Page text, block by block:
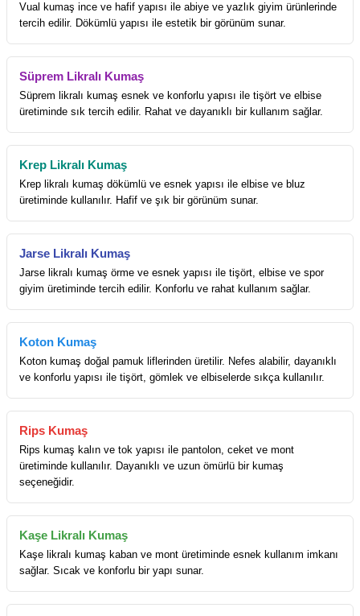
Vual kumaş ince ve hafif yapısı ile abiye ve yazlık giyim ürünlerinde
tercih edilir. Dökümlü yapısı ile estetik bir görünüm sunar.
Süprem Likralı Kumaş
Süprem likralı kumaş esnek ve konforlu yapısı ile tişört ve elbise
üretiminde sık tercih edilir. Rahat ve dayanıklı bir kullanım sağlar.
Krep Likralı Kumaş
Krep likralı kumaş dökümlü ve esnek yapısı ile elbise ve bluz
üretiminde kullanılır. Hafif ve şık bir görünüm sunar.
Jarse Likralı Kumaş
Jarse likralı kumaş örme ve esnek yapısı ile tişört, elbise ve spor
giyim üretiminde tercih edilir. Konforlu ve rahat kullanım sağlar.
Koton Kumaş
Koton kumaş doğal pamuk liflerinden üretilir. Nefes alabilir, dayanıklı
ve konforlu yapısı ile tişört, gömlek ve elbiselerde sıkça kullanılır.
Rips Kumaş
Rips kumaş kalın ve tok yapısı ile pantolon, ceket ve mont
üretiminde kullanılır. Dayanıklı ve uzun ömürlü bir kumaş
seçeneğidir.
Kaşe Likralı Kumaş
Kaşe likralı kumaş kaban ve mont üretiminde esnek kullanım imkanı
sağlar. Sıcak ve konforlu bir yapı sunar.